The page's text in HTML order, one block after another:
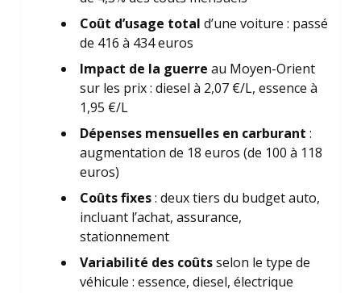
Coût d’usage total d’une voiture : passé
de 416 à 434 euros
Impact de la guerre au Moyen-Orient
sur les prix : diesel à 2,07 €/L, essence à
1,95 €/L
Dépenses mensuelles en carburant :
augmentation de 18 euros (de 100 à 118
euros)
Coûts fixes: deux tiers du budget auto,
incluant l’achat, assurance,
stationnement
Variabilité des coûtsselon le type de
véhicule : essence, diesel, électrique